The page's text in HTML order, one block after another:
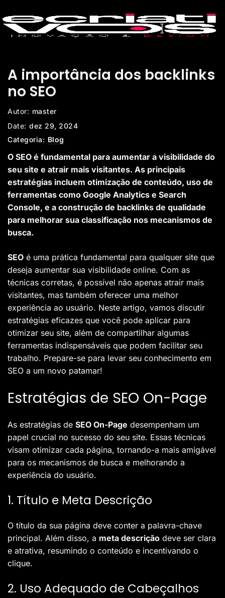
A importância dos backlinks
no SEO
Autor: master
Date: dez 29, 2024
Categoria: Blog
O SEO é fundamental para aumentar a visibilidade do
seu site e atrair mais visitantes. As principais
estratégias incluem otimização de conteúdo, uso de
ferramentas como Google Analytics e Search
Console, e a construção de backlinks de qualidade
para melhorar sua classificação nos mecanismos de
busca.
SEO é uma prática fundamental para qualquer site que
deseja aumentar sua visibilidade online. Com as
técnicas corretas, é possível não apenas atrair mais
visitantes, mas também oferecer uma melhor
experiência ao usuário. Neste artigo, vamos discutir
estratégias eficazes que você pode aplicar para
otimizar seu site, além de compartilhar algumas
ferramentas indispensáveis que podem facilitar seu
trabalho. Prepare-se para levar seu conhecimento em
SEO a um novo patamar!
Estratégias de SEO On-Page
As estratégias de SEO On-Page desempenham um
papel crucial no sucesso do seu site. Essas técnicas
visam otimizar cada página, tornando-a mais amigável
para os mecanismos de busca e melhorando a
experiência do usuário.
1. Título e Meta Descrição
O título da sua página deve conter a palavra-chave
principal. Além disso, a meta descrição deve ser clara
e atrativa, resumindo o conteúdo e incentivando o
clique.
2. Uso Adequado de Cabeçalhos